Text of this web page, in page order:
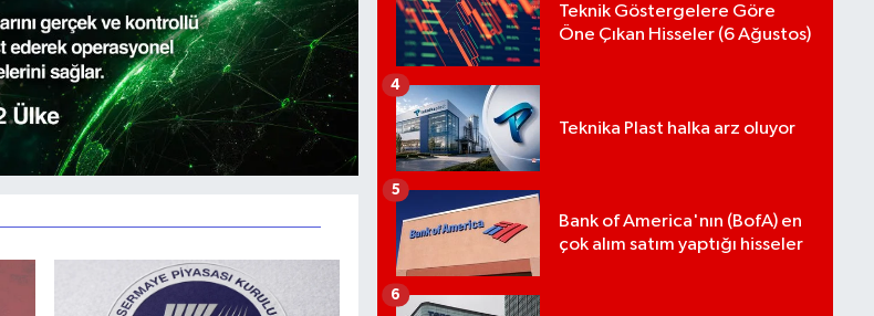
Teknik Göstergelere Göre
Öne Çıkan Hisseler (6 Ağustos)
Teknika Plast halka arz oluyor
4
Bank of America'nın (BofA) en
çok alım satım yaptığı hisseler
5
6